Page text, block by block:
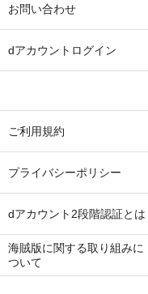
お問い合わせ
dアカウントログイン
ご利用規約
プライバシーポリシー
dアカウント2段階認証とは
海賊版に関する取り組みに
ついて